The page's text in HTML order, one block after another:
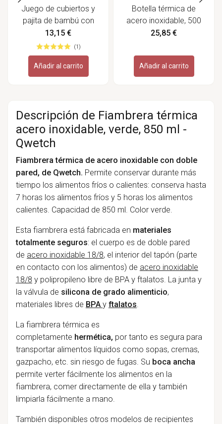
Juego de cubiertos y
pajita de bambú con
funda - Bambaw
13,15 €
(1)
Añadir al carrito
Botella térmica de
acero inoxidable, 500
ml, azul - Bambaw
25,85 €
Añadir al carrito
Descripción de Fiambrera térmica
acero inoxidable, verde, 850 ml -
Qwetch
Fiambrera térmica de acero inoxidable con doble
pared, de Qwetch. Permite conservar durante más
tiempo los alimentos fríos o calientes: conserva hasta
7 horas los alimentos fríos y 5 horas los alimentos
calientes. Capacidad de 850 ml. Color verde.
Esta fiambrera está fabricada en materiales
totalmente seguros: el cuerpo es de doble pared
de acero inoxidable 18/8, el interior del tapón (parte
en contacto con los alimentos) de acero inoxidable
18/8 y polipropileno libre de BPA y ftalatos. La junta y
la válvula de silicona de grado alimenticio,
materiales libres de BPA y ftalatos.
La fiambrera térmica es
completamente hermética, por tanto es segura para
transportar alimentos líquidos como sopas, cremas,
gazpacho, etc. sin riesgo de fugas. Su boca ancha
permite verter fácilmente los alimentos en la
fiambrera, comer directamente de ella y también
limpiarla fácilmente a mano.
También disponibles otros modelos de recipientes